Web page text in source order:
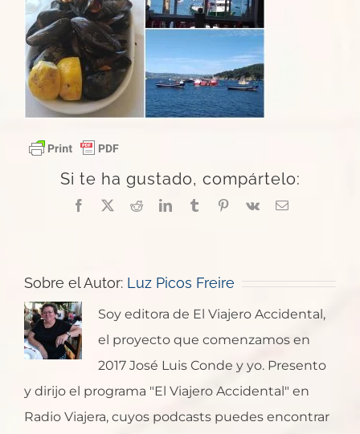
Si te ha gustado, compártelo:
Facebook
X RedditLinkedInTumblrPinterest
Vk
Correo
Sobre el Autor: Luz Picos Freire
Soy editora de El Viajero Accidental,
el proyecto que comenzamos en
2017 José Luis Conde y yo. Presento
y dirijo el programa "El Viajero Accidental" en
Radio Viajera, cuyos podcasts puedes encontrar